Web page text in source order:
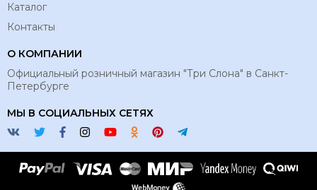
Каталог
Контакты
О КОМПАНИИ
Официальный розничный магазин "Три Слона" в Санкт-
Петербурге
МЫ В СОЦИАЛЬНЫХ СЕТЯХ